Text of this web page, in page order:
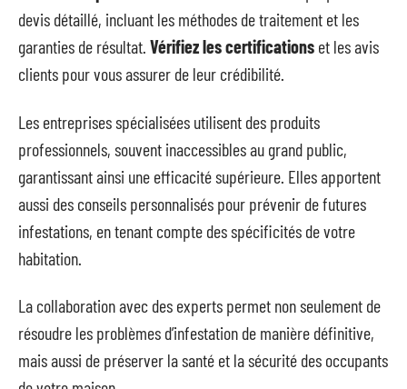
devis détaillé, incluant les méthodes de traitement et les
garanties de résultat. Vérifiez les certifications et les avis
clients pour vous assurer de leur crédibilité.
Les entreprises spécialisées utilisent des produits
professionnels, souvent inaccessibles au grand public,
garantissant ainsi une efficacité supérieure. Elles apportent
aussi des conseils personnalisés pour prévenir de futures
infestations, en tenant compte des spécificités de votre
habitation.
La collaboration avec des experts permet non seulement de
résoudre les problèmes d’infestation de manière définitive,
mais aussi de préserver la santé et la sécurité des occupants